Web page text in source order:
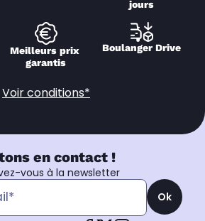
jours
Meilleurs prix
garantis
Boulanger Drive
Voir conditions*
en contact !
vous à la newsletter
Ok